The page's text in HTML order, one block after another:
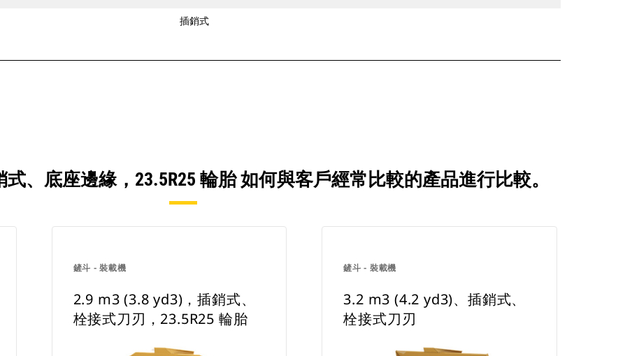
插銷式
式、底座邊緣，23.5R25 輪胎 如何與客戶經常比較的產品進行比較。
鏟斗 - 裝載機
2.9 m3 (3.8 yd3)，插銷式、
栓接式刀刃，23.5R25 輪胎
鏟斗 - 裝載機
3.2 m3 (4.2 yd3)、插銷式、
栓接式刀刃